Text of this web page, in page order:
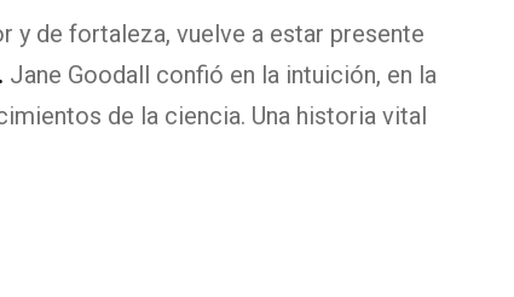
y de fortaleza, vuelve a estar presente
Jane Goodall confió en la intuición, en la
de la ciencia. Una historia vital